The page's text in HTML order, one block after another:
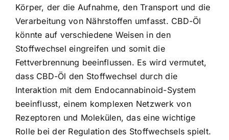
Körper, der die Aufnahme, den Transport und die
Verarbeitung von Nährstoffen umfasst. CBD-Öl
könnte auf verschiedene Weisen in den
Stoffwechsel eingreifen und somit die
Fettverbrennung beeinflussen. Es wird vermutet,
dass CBD-Öl den Stoffwechsel durch die
Interaktion mit dem Endocannabinoid-System
beeinflusst, einem komplexen Netzwerk von
Rezeptoren und Molekülen, das eine wichtige
Rolle bei der Regulation des Stoffwechsels spielt.